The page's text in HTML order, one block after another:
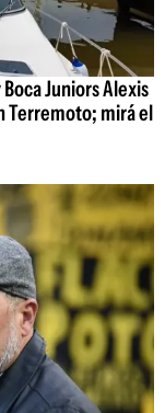
Juniors Alexis
Terremoto; mirá el